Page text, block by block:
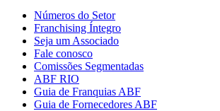
Números do Setor
Franchising Íntegro
Seja um Associado
Fale conosco
Comissões Segmentadas
ABF RIO
Guia de Franquias ABF
Guia de Fornecedores ABF